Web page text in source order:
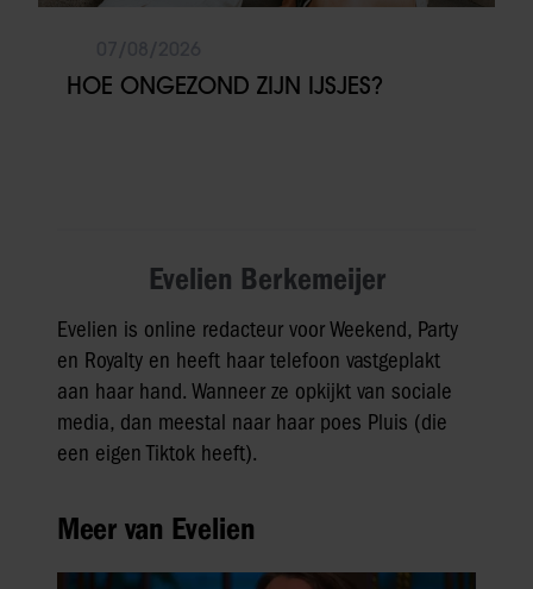
HOE ONGEZOND ZIJN IJSJES?
Evelien Berkemeijer
Evelien is online redacteur voor Weekend, Party
en Royalty en heeft haar telefoon vastgeplakt
aan haar hand. Wanneer ze opkijkt van sociale
media, dan meestal naar haar poes Pluis (die
een eigen Tiktok heeft).
Meer van Evelien